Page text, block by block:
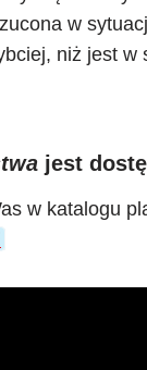
w
niż jest w
jest
w katalogu